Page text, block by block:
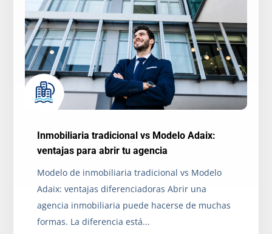
Inmobiliaria tradicional vs Modelo Adaix:
ventajas para abrir tu agencia
Modelo de inmobiliaria tradicional vs Modelo
Adaix: ventajas diferenciadoras Abrir una
agencia inmobiliaria puede hacerse de muchas
formas. La diferencia está...